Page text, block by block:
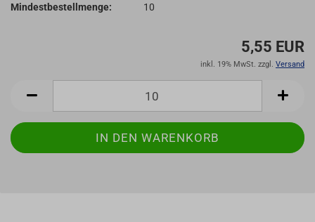
Mindestbestellmenge: 10
5,55 EUR
inkl. 19% MwSt. zzgl. Versand